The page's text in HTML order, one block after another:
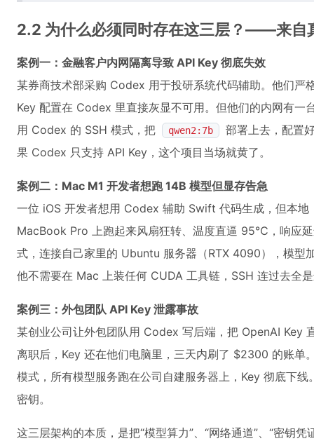
2.2 为什么必须同时存在这三层？——来自
案例一：金融客户内网隔离导致 API Key 彻底失效
某券商技术部采购 Codex 用于投研系统代码辅助。他们严
Key 配置在 Codex 里直接灰显不可用。但他们的内网有一
用 Codex 的 SSH 模式，把
qwen2:7b
部署上去，配置
果 Codex 只支持 API Key，这个项目当场就黄了。
案例二：Mac M1 开发者想跑 14B 模型但显存告急
一位 iOS 开发者想用 Codex 辅助 Swift 代码生成，但本地
MacBook Pro 上跑起来风扇狂转、温度直逼 95℃，响应
式，连接自己家里的 Ubuntu 服务器（RTX 4090），模型
他不需要在 Mac 上装任何 CUDA 工具链，SSH 连过去全
案例三：外包团队 API Key 泄露事故
某创业公司让外包团队用 Codex 写后端，把 OpenAI Key
离职后，Key 还在他们电脑里，三天内刷了 $2300 的账单
模式，所有模型服务跑在公司自建服务器上，Key 彻底下
密钥。
这三层架构的本质，是把“模型算力”、“网络通道”、“密钥